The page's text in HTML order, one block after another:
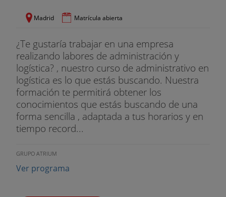
Madrid Matrícula abierta
¿Te gustaría trabajar en una empresa
realizando labores de administración y
logística? , nuestro curso de administrativo en
logística es lo que estás buscando. Nuestra
formación te permitirá obtener los
conocimientos que estás buscando de una
forma sencilla , adaptada a tus horarios y en
tiempo record...
GRUPO ATRIUM
Ver programa